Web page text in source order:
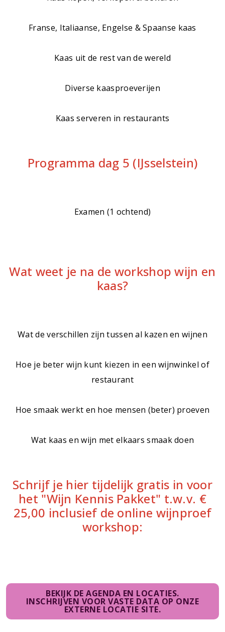
Franse, Italiaanse, Engelse & Spaanse kaas
Kaas uit de rest van de wereld
Diverse kaasproeverijen
Kaas serveren in restaurants
Programma dag 5 (IJsselstein)
Examen (1 ochtend)
Wat weet je na de workshop wijn en
kaas?
Wat de verschillen zijn tussen al kazen en wijnen
Hoe je beter wijn kunt kiezen in een wijnwinkel of
restaurant
Hoe smaak werkt en hoe mensen (beter) proeven
Wat kaas en wijn met elkaars smaak doen
Schrijf je hier tijdelijk gratis in voor
het "Wijn Kennis Pakket" t.w.v. €
25,00 inclusief de online wijnproef
workshop:
BEKIJK DE AGENDA EN LOCATIES.
INSCHRIJVEN VOOR VASTE DATA OP ONZE
EXTERNE LOCATIE SITE.